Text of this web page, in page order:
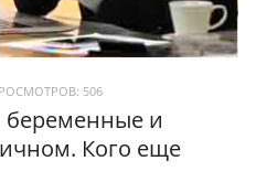
506
беременные и
Кого еще